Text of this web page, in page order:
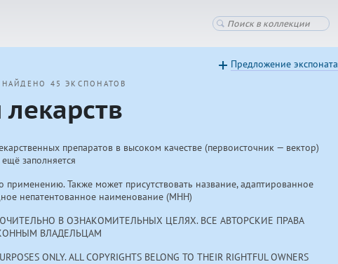
НАЙДЕНО 45 ЭКСПОНАТОВ
препаратов в высоком качестве (первоисточник — вектор)
заполняется
Также может присутствовать название, адаптированное
непатентованное наименование (МНН)
В ОЗНАКОМИТЕЛЬНЫХ ЦЕЛЯХ. ВСЕ АВТОРСКИЕ ПРАВА
ВЛАДЕЛЬЦАМ
ONLY. ALL COPYRIGHTS BELONG TO THEIR RIGHTFUL OWNERS
Предложение экспоната